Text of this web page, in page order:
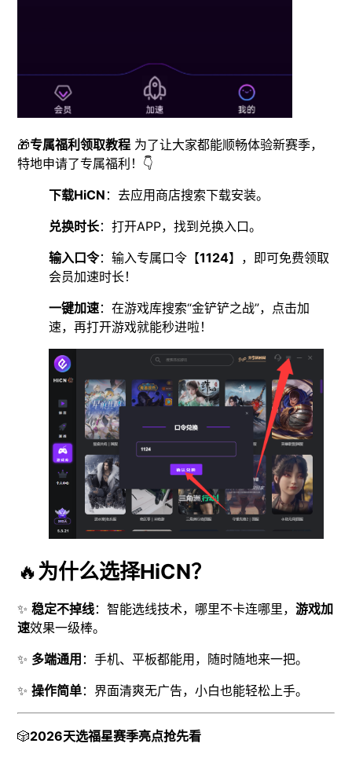
🎁专属福利领取教程 为了让大家都能顺畅体验新赛季，
特地申请了专属福利！👇
下载HiCN ：去应用商店搜索下载安装。
兑换时长：打开APP，找到兑换入口。
输入口令：输入专属口令【1124】，即可免费领取
会员加速时长！
一键加速：在游戏库搜索“金铲铲之战”，点击加
速，再打开游戏就能秒进啦！
🔥为什么选择HiCN？
✨稳定不掉线：智能选线技术，哪里不卡连哪里，游戏加
速效果一级棒。
✨ 多端通用 ：手机、平板都能用，随时随地来一把。
✨操作简单：界面清爽无广告，小白也能轻松上手。
🎲2026天选福星赛季亮点抢先看